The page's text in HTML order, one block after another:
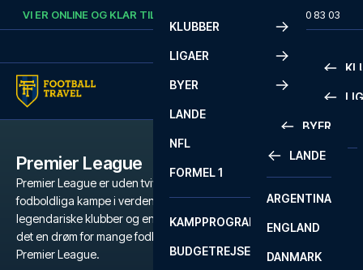
Skip to content
VI ER ONLINE OG KLAR TIL AT HJÆLPE DIG. +45 72 10 83 03
KLUBBER
LIGAER
SERIE A
BYER
BYER
LISSABON
LIVERPOOL
LONDON
LANDE
LANDE
ARGENTINA
ENGLAND
DANMARK
NFL
FORMEL 1
KAMPPROGRAM
BUDGETREJSER
Premier League
Premier League er uden tvivl de mest populære og intense
fodboldliga kampe i verden. Med et væld af verdensstjerner,
legendariske klubber og en atmosfære der er svær at matche, er
det en drøm for mange fodboldfans at få fingrene i billetter til
Premier League.